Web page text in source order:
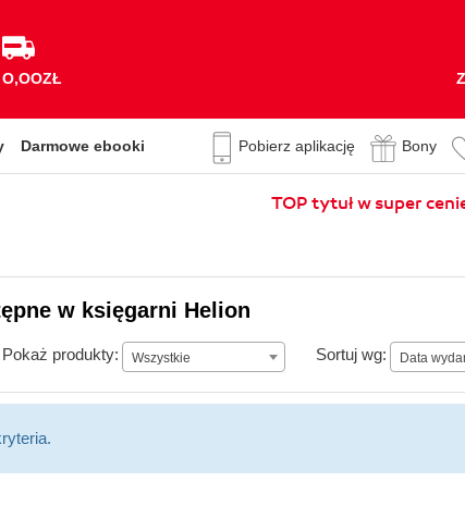
Darmowe ebooki Pobierz aplikację Bony
TOP tytuł w super
w księgarni Helion
Pokaż produkty: Wszystkie Sortuj wg: Data
Data